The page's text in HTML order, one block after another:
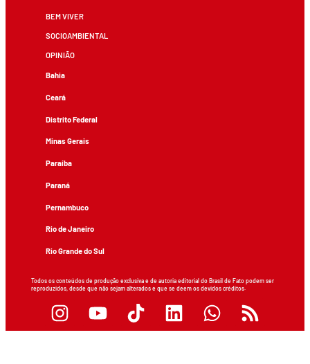
BEM VIVER
SOCIOAMBIENTAL
OPINIÃO
Bahia
Ceará
Distrito Federal
Minas Gerais
Paraíba
Paraná
Pernambuco
Rio de Janeiro
Rio Grande do Sul
Todos os conteúdos de produção exclusiva e de autoria editorial do Brasil de Fato podem ser
reproduzidos, desde que não sejam alterados e que se deem os devidos créditos.